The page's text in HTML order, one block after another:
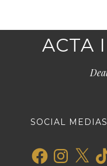
ACTA
SOCIAL MEDIAS
FacebookInstagram
X